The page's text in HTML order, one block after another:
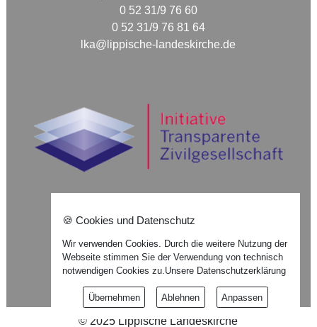
0 52 31/9 76 60
0 52 31/9 76 81 64
lka@lippische-landeskirche.de
Impressum
Datenschutzerklärung
© 2025 Lippische Landeskirche
🍪 Cookies und Datenschutz
Wir verwenden Cookies. Durch die weitere Nutzung der
Webseite stimmen Sie der Verwendung von technisch
notwendigen Cookies zu.Unsere Datenschutzerklärung
Übernehmen Ablehnen Anpassen